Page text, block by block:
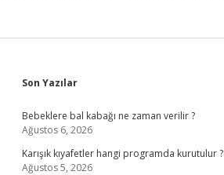
Sidebar
Son Yazılar
Bebeklere bal kabağı ne zaman verilir ?
Ağustos 6, 2026
Karışık kıyafetler hangi programda kurutulur ?
Ağustos 5, 2026